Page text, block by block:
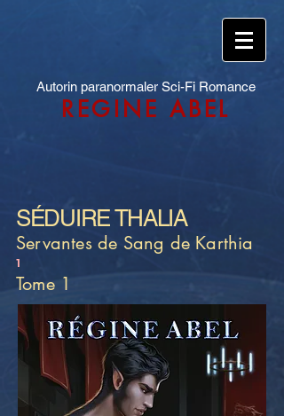
Autorin paranormaler Sci-Fi Romance
REGINE ABEL
SÉDUIRE THALIA
Servantes de Sang de Karthia
1
Tome 1